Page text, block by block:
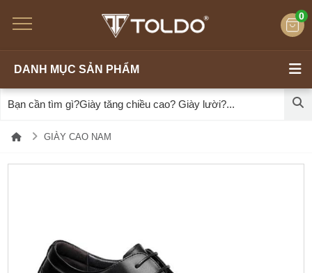
0
DANH MỤC SẢN PHẨM
GIÀY CAO NAM